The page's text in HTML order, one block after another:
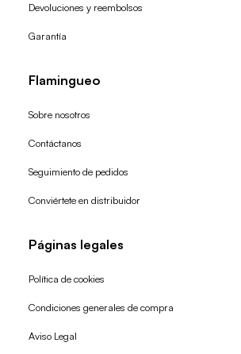
Devoluciones y reembolsos
Garantía
Flamingueo
Sobre nosotros
Contáctanos
Seguimiento de pedidos
Conviértete en distribuidor
Páginas legales
Política de cookies
Condiciones generales de compra
Aviso Legal